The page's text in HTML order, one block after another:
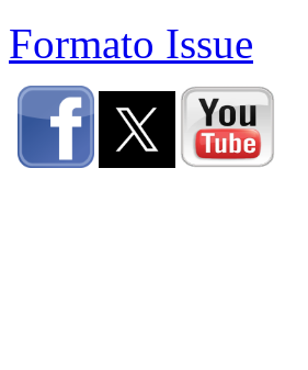
Formato Issue